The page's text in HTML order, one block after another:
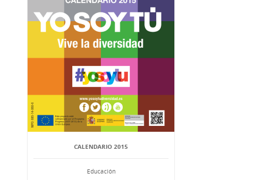
CALENDARIO 2015
Educación